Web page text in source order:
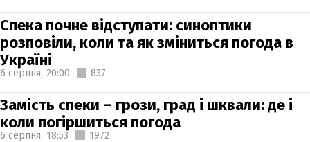
Спека почне відступати: синоптики
розповіли, коли та як зміниться погода в
Україні
6 серпня, 20:00 837
Замість спеки – грози, град і шквали: де і
коли погіршиться погода
6 серпня, 18:53 1972